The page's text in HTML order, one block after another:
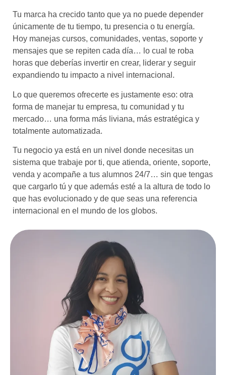
Tu marca ha crecido tanto que ya no puede depender
únicamente de tu tiempo, tu presencia o tu energía.
Hoy manejas cursos, comunidades, ventas, soporte y
mensajes que se repiten cada día… lo cual te roba
horas que deberías invertir en crear, liderar y seguir
expandiendo tu impacto a nivel internacional.
Lo que queremos ofrecerte es justamente eso: otra
forma de manejar tu empresa, tu comunidad y tu
mercado… una forma más liviana, más estratégica y
totalmente automatizada.
Tu negocio ya está en un nivel donde necesitas un
sistema que trabaje por ti, que atienda, oriente, soporte,
venda y acompañe a tus alumnos 24/7… sin que tengas
que cargarlo tú y que además esté a la altura de todo lo
que has evolucionado y de que seas una referencia
internacional en el mundo de los globos.